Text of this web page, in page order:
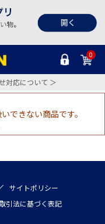
0
対応について ＞
できない商品です。
サイトポリシー
引法に基づく表記